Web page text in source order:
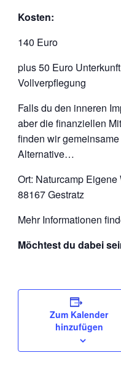
Kosten:
140 Euro
plus 50 Euro
Vollverpflegung
Falls du den inneren
aber die finanziellen
finden wir
Alternative…
Ort: Naturcamp
88167 Gestratz
Mehr Informationen
Möchtest du dabei
Zum Kalender
hinzufügen